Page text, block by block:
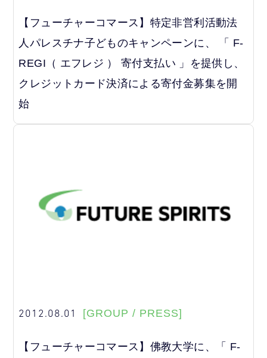
【フューチャーコマース】特定非営利活動法
人パレスチナ子どものキャンペーンに、 「 F-
REGI（ エフレジ ） 寄付支払い 」を提供し、
クレジットカード決済による寄付金募集を開
始
2012.08.01 [GROUP / PRESS]
【フューチャーコマース】佛教大学に、「 F-